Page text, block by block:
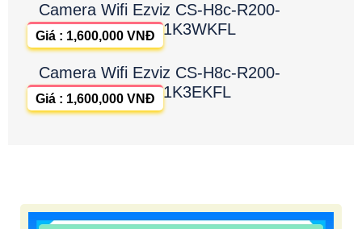
Camera Wifi Ezviz CS-H8c-R200-
1K3WKFL
Giá : 1,600,000 VNĐ
Camera Wifi Ezviz CS-H8c-R200-
1K3EKFL
Giá : 1,600,000 VNĐ